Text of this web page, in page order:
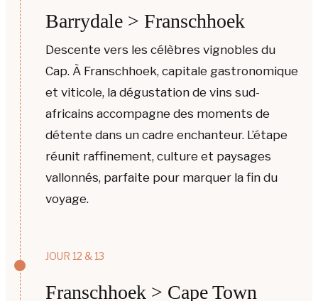
Barrydale > Franschhoek
Descente vers les célèbres vignobles du
Cap. À Franschhoek, capitale gastronomique
et viticole, la dégustation de vins sud-
africains accompagne des moments de
détente dans un cadre enchanteur. L’étape
réunit raffinement, culture et paysages
vallonnés, parfaite pour marquer la fin du
voyage.
JOUR 12 & 13
Franschhoek > Cape Town